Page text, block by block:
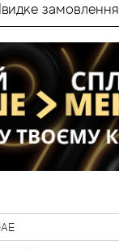
замовлення